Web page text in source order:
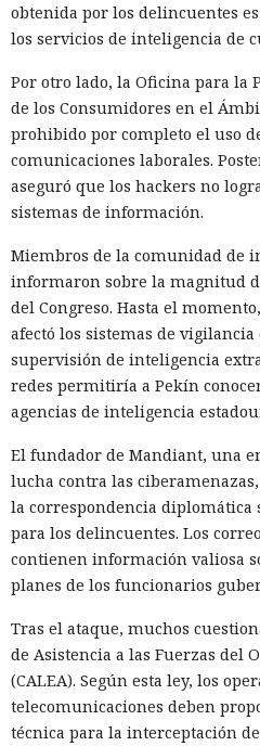
obtenida por los delincuentes
los servicios de inteligencia de
Por otro lado, la Oficina para la
de los Consumidores en el
prohibido por completo el uso
comunicaciones laborales.
aseguró que los hackers no
sistemas de información.
Miembros de la comunidad de
informaron sobre la magnitud
del Congreso. Hasta el
afectó los sistemas de
supervisión de inteligencia
redes permitiría a Pekín
agencias de inteligencia
El fundador de Mandiant, una
lucha contra las
la correspondencia
para los delincuentes. Los
contienen información valiosa
planes de los funcionarios
Tras el ataque, muchos
de Asistencia a las Fuerzas del
(CALEA). Según esta ley, los
telecomunicaciones deben
técnica para la interceptación